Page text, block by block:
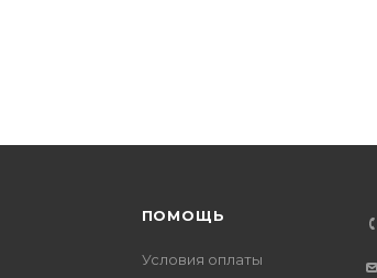
ПОМОЩЬ
Условия оплаты